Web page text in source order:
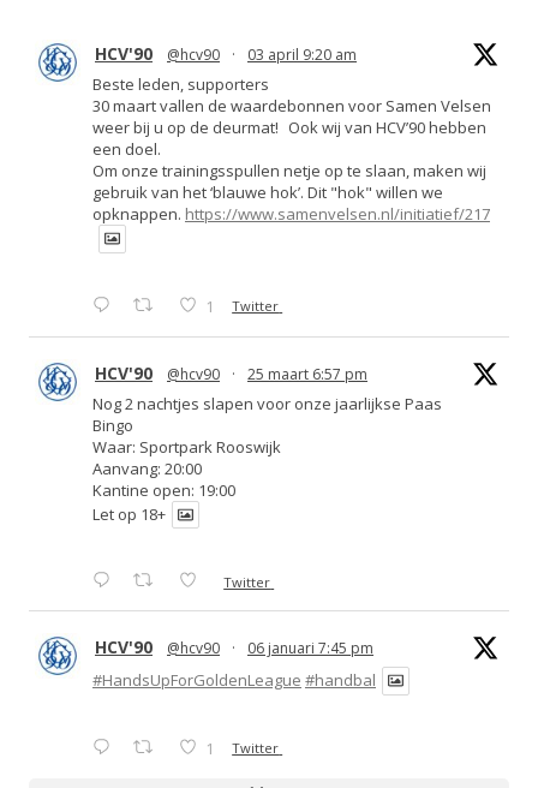
HCV'90 @hcv90 · 03 april 9:20 am
Beste leden, supporters
30 maart vallen de waardebonnen voor Samen Velsen
weer bij u op de deurmat! Ook wij van HCV’90 hebben
een doel.
Om onze trainingsspullen netje op te slaan, maken wij
gebruik van het ‘blauwe hok’. Dit "hok" willen we
opknappen. https://www.samenvelsen.nl/initiatief/217
1 Twitter
HCV'90 @hcv90 · 25 maart 6:57 pm
Nog 2 nachtjes slapen voor onze jaarlijkse Paas
Bingo
Waar: Sportpark Rooswijk
Aanvang: 20:00
Kantine open: 19:00
Let op 18+
Twitter
HCV'90 @hcv90 · 06 januari 7:45 pm
#HandsUpForGoldenLeague #handbal
1 Twitter